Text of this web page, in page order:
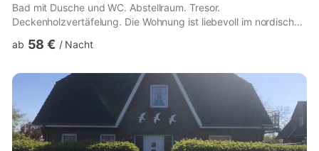
Bad mit Dusche und WC. Abstellraum. Tresor.
Deckenholzvertäfelung. Die Wohnung ist liebevoll im nordischen
mitgebracht werden. Kinderhochstuhl und Kinderbett auf
in den Schlafzimmern. Das Hus bi de Strandlöper erwartet Sie
ganzjährig Das freistehende Haus, mit drei Ferienwohnungen,
ist umgeben von einer 700 qm große...
ab 58 € / Nacht